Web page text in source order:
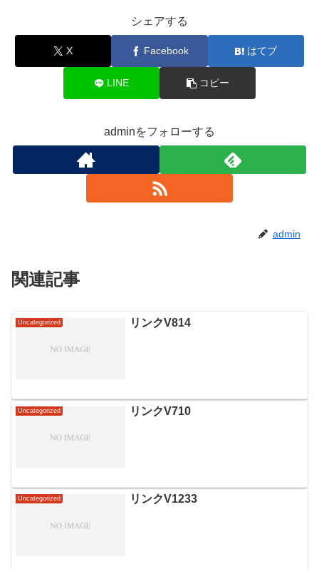
シェアする
X Facebook はてブ
LINE コピー
adminをフォローする
admin
関連記事
Uncategorized リンクV814
Uncategorized リンクV710
Uncategorized リンクV1233